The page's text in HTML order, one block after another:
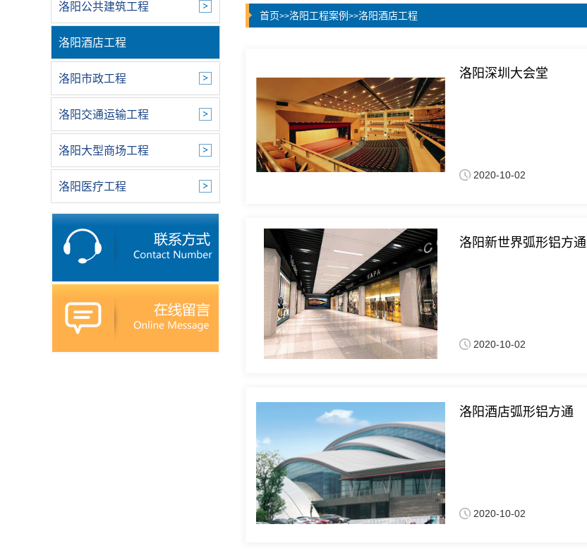
洛阳公共建筑工程
洛阳酒店工程
洛阳市政工程
洛阳交通运输工程
洛阳大型商场工程
洛阳医疗工程
首页>>洛阳工程案例 >>洛阳酒店工程
洛阳深圳大会堂
2020-10-02
洛阳新世界弧形铝方通
2020-10-02
洛阳酒店弧形铝方通
2020-10-02